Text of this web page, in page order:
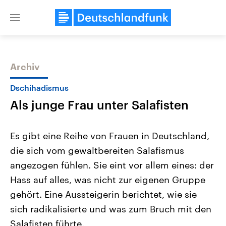
Close
Themen
Landtagswahl Sachsen-Anhalt
2026
Alle Informationen
Sachsen-Anhalt wählt am 6.
September 2026 einen neuen
Bundesland von einer Koalition aus
USA
Aktuelle Beiträge,
Hintergründe
Wirtschaftlich und
gehören die Vereinigten
Archiv
Dschihadismus
Als junge Frau unter Salafisten
Es gibt eine Reihe von Frauen in Deutschland,
die sich vom gewaltbereiten Salafismus
angezogen fühlen. Sie eint vor allem eines: der
Hass auf alles, was nicht zur eigenen Gruppe
gehört. Eine Aussteigerin berichtet, wie sie
sich radikalisierte und was zum Bruch mit den
Salafisten führte.